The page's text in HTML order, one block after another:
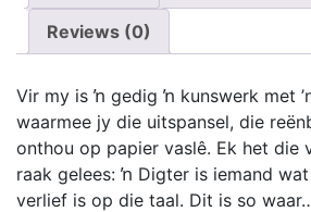
multiple
options
may
be
chosen
on
Reviews (0)
Vir my is ŉ gedig ŉ kunswerk met
waarmee jy die uitspansel, die
onthou op papier vaslê. Ek het die
raak gelees: ŉ Digter is iemand
verlief is op die taal. Dit is so